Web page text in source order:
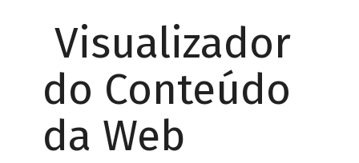
Visualizador
do Conteúdo
da Web